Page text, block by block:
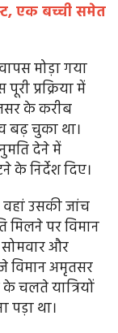
एक बच्ची समेत
मोड़ा गया
प्रक्रिया में
के करीब
बढ़ चुका था।
देने में
के निर्देश दिए।
वहां उसकी जांच
पर विमान
और
विमान अमृतसर
के चलते यात्रियों
पड़ा था।